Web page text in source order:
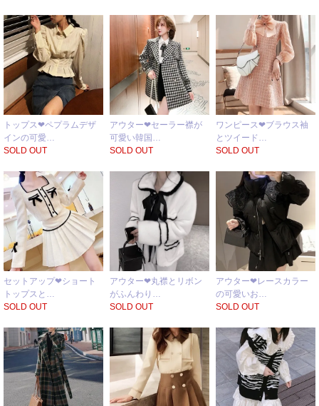
トップス❤ペプラムデザ
インの可愛…
SOLD OUT
アウター❤セーラー襟が
可愛い韓国…
SOLD OUT
ワンピース❤ブラウス袖
とツイード…
SOLD OUT
セットアップ❤ショート
トップスと…
SOLD OUT
アウター❤丸襟とリボン
がふんわり…
SOLD OUT
アウター❤レースカラー
の可愛いお…
SOLD OUT